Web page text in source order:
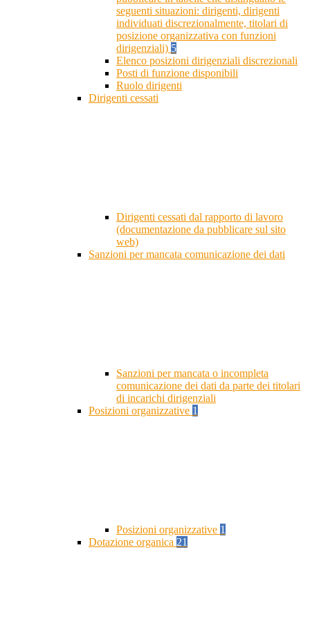
seguenti situazioni: dirigenti, dirigenti
individuati discrezionalmente, titolari di
posizione organizzativa con funzioni
dirigenziali) 5
Elenco posizioni dirigenziali discrezionali
Posti di funzione disponibili
Ruolo dirigenti
Dirigenti cessati
Dirigenti cessati dal rapporto di lavoro
(documentazione da pubblicare sul sito
web)
Sanzioni per mancata comunicazione dei dati
Sanzioni per mancata o incompleta
comunicazione dei dati da parte dei titolari
di incarichi dirigenziali
Posizioni organizzative 1
Posizioni organizzative 1
Dotazione organica 21